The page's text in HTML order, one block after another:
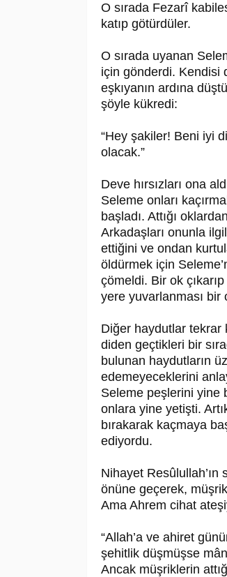
O sırada Fezarî
katıp götürdüler.
O sırada uyanan
için gönderdi. Kendisi
eşkıyanın ardına
şöyle kükredi:
“Hey şakiler! Beni iyi
olacak.”
Deve hırsızları ona
Seleme onları
başladı. Attığı
Arkadaşları onunla
ettiğini ve ondan
öldürmek için
çömeldi. Bir ok
yere yuvarlanması bir
Diğer haydutlar
diden geçtikleri bir
bu­lunan haydutların
ede­meyeceklerini
Se­leme peşlerini yine
onla­ra yine yetişti.
bı­rakarak kaçmaya
ediyordu.
Nihayet
önüne geçerek,
Ama Ahrem cihat
“Allah’a ve ahiret
şehitlik düşmüşse
Ancak müşriklerin